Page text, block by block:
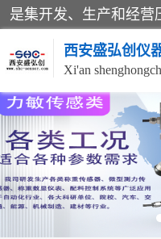
西安盛弘创仪
称重传感器
压力变送器